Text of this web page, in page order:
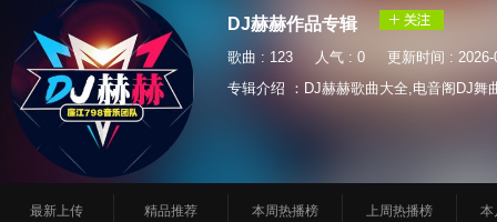
DJ赫赫作品专辑
歌曲 : 123 人气 : 0 更新时间 : 2026-
专辑介绍 ：DJ赫赫歌曲大全,电音阁DJ舞
最新上传 精品推荐 本周热播榜 上周热播榜 本